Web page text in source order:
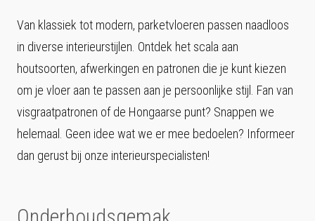
Van klassiek tot modern, parketvloeren passen naadloos
in diverse interieurstijlen. Ontdek het scala aan
houtsoorten, afwerkingen en patronen die je kunt kiezen
om je vloer aan te passen aan je persoonlijke stijl. Fan van
visgraatpatronen of de Hongaarse punt? Snappen we
helemaal. Geen idee wat we er mee bedoelen? Informeer
dan gerust bij onze interieurspecialisten!